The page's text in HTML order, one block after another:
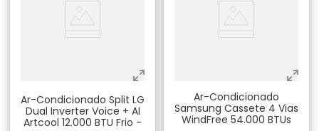
Ar-Condicionado Split LG
Dual Inverter Voice + AI
Artcool 12.000 BTU Frio -
Ar-Condicionado
Samsung Cassete 4 Vias
WindFree 54.000 BTUs